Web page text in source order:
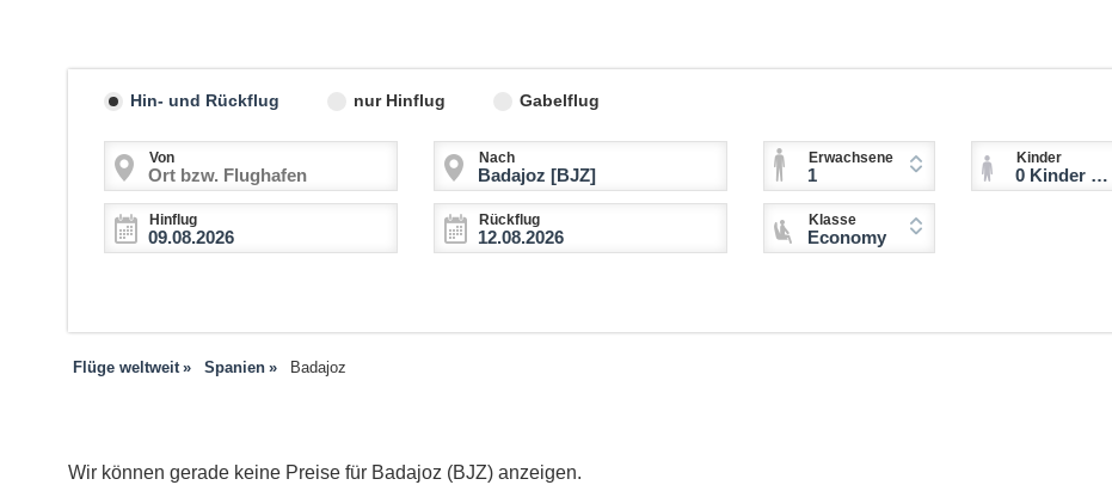
Hin- und Rückflug nur Hinflug Gabelflug
Von Nach
Hinflug Rückflug
Erwachsene
1
Kinder
0 Kinder (2-11 Jahre)
Klasse
Economy
Flüge weltweit Spanien Badajoz
Wir können gerade keine Preise für Badajoz (BJZ) anzeigen.